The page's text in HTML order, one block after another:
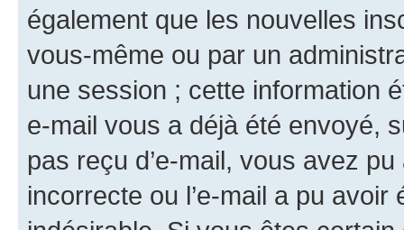
également que les nouvelles
vous-même ou par un
une session ; cette information
e-mail vous a déjà été envoyé,
pas reçu d’e-mail, vous avez
incorrecte ou l’e-mail a pu